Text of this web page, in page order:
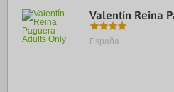
Valentín Reina
España.